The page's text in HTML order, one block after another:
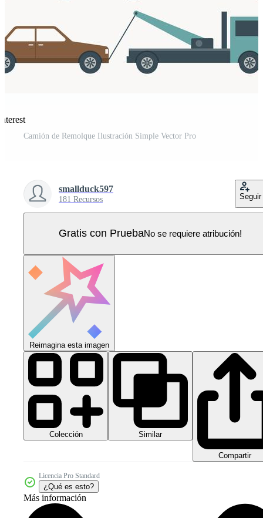
Camión de Remolque Ilustración Simple Vector Pro
smallduck597
181 Recursos Seguir
Gratis con PruebaNo se requiere atribución!
Reimagina esta imagen
Colección Similar
Compartir
Licencia Pro Standard
¿Qué es esto?
Más información